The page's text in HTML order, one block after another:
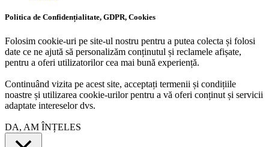
Politica de Confidențialitate, GDPR, Cookies
Folosim cookie-uri pe site-ul nostru pentru a putea colecta și folosi
date ce ne ajută să personalizăm conținutul și reclamele afișate,
pentru a oferi utilizatorilor cea mai bună experiență.
Continuând vizita pe acest site, acceptați termenii și condițiile
noastre și utilizarea cookie-urilor pentru a vă oferi conținut și servicii
adaptate intereselor dvs.
DA, AM ÎNȚELES